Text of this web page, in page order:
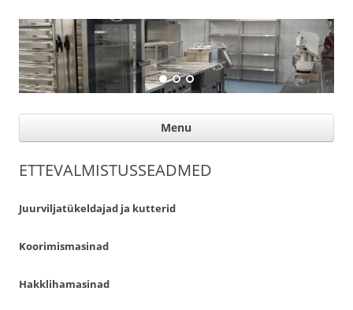
Suurköögiseadmed
Professional help for proffs
Menu
ETTEVALMISTUSSEADMED
Juurviljatükeldajad ja kutterid
Koorimismasinad
Hakklihamasinad